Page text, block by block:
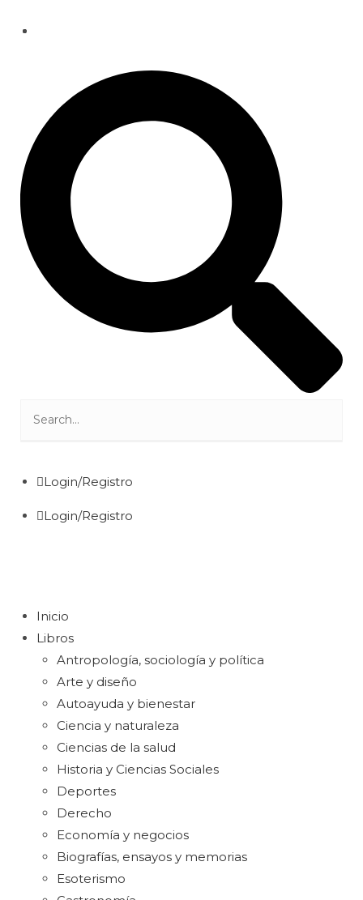
Login/Registro
Login/Registro
Inicio
Libros
Antropología, sociología y política
Arte y diseño
Autoayuda y bienestar
Ciencia y naturaleza
Ciencias de la salud
Historia y Ciencias Sociales
Deportes
Derecho
Economía y negocios
Biografías, ensayos y memorias
Esoterismo